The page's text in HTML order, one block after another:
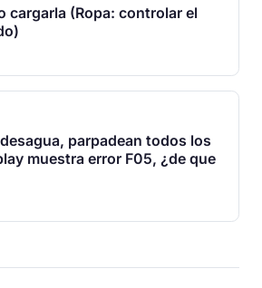
cargarla (Ropa: controlar el
parpadean todos los
muestra error F05, ¿de que